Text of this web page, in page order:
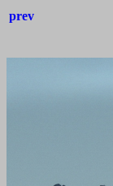
prev